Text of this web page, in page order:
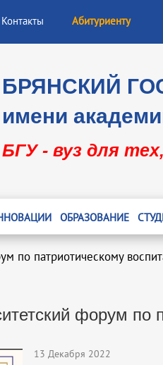
Контакты Абитуриенту
БРЯНСКИЙ
имени
БГУ - вуз для
ОБРАЗОВАНИЕ
по патриотическому
форум по
13 Декабря 2022